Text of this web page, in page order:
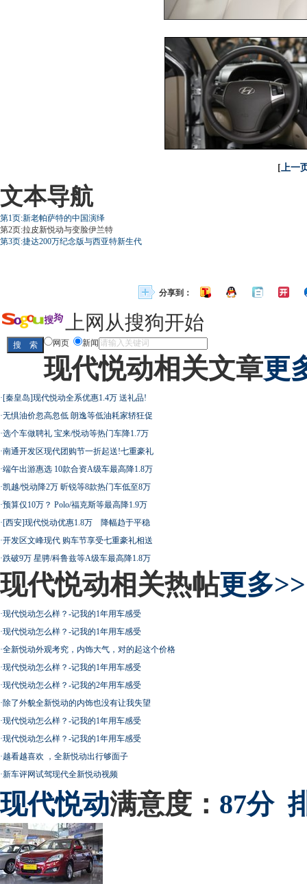
[上一
文本导航
第1页:新老帕萨特的中国演绎
第2页:拉皮新悦动与变脸伊兰特
第3页:捷达200万纪念版与西亚特新生代
分享到：
上网从搜狗开始
网页 新闻
现代悦动相关文章更
·[秦皇岛]现代悦动全系优惠1.4万 送礼品!
·无惧油价忽高忽低 朗逸等低油耗家轿狂促
·选个车做聘礼 宝来/悦动等热门车降1.7万
·南通开发区现代团购节一折起送!七重豪礼
·端午出游惠选 10款合资A级车最高降1.8万
·凯越/悦动降2万 昕锐等8款热门车低至8万
·预算仅10万？ Polo/福克斯等最高降1.9万
·[西安]现代悦动优惠1.8万 降幅趋于平稳
·开发区文峰现代 购车节享受七重豪礼相送
·跌破9万 星骋/科鲁兹等A级车最高降1.8万
现代悦动相关热帖更多>>
·现代悦动怎么样？-记我的1年用车感受
·现代悦动怎么样？-记我的1年用车感受
·全新悦动外观考究，内饰大气，对的起这个价格
·现代悦动怎么样？-记我的1年用车感受
·现代悦动怎么样？-记我的2年用车感受
·除了外貌全新悦动的内饰也没有让我失望
·现代悦动怎么样？-记我的1年用车感受
·现代悦动怎么样？-记我的1年用车感受
·越看越喜欢 ，全新悦动出行够面子
·新车评网试驾现代全新悦动视频
现代悦动满意度： 87分